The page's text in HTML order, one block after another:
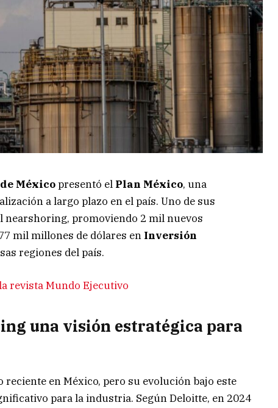
Méxicopresentó el Plan México, una
a largo plazo en el país. Uno de sus
promoviendo 2 mil nuevos
mil millones de dólares en Inversión
regiones del país.
revista Mundo Ejecutivo
una visión estratégica para
reciente en México, pero su evolución bajo este
para la industria. Según Deloitte, en 2024